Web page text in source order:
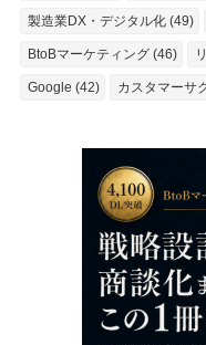
製造業DX・デジタル化 (49)
BtoBマーケティング (46)
Google (42) カスタマーサ